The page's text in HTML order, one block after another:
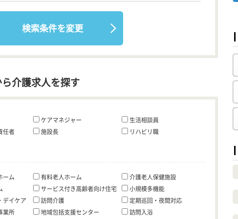
検索条件を変更
ら介護求人を探す
ケアマネジャー
生活相談員
任者
施設長
リハビリ職
ーム 有料老人ホーム
介護老人保健施設
サービス付き高齢者向け住宅
小規模多機能
デイケア
訪問介護
定期巡回・夜間対応
業所
地域包括支援センター
訪問入浴